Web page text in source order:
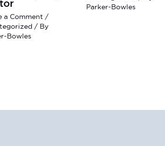
a Comment /
/ By
Bowles
Parker-Bowles